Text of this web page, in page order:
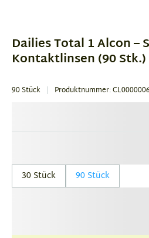
1
Dailies Total 1 Alcon –
Kontaktlinsen (90 Stk.)
90 Stück Produktnummer:
30 Stück 90 Stück